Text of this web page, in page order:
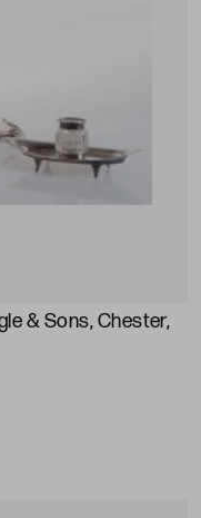
& Sons, Chester,